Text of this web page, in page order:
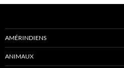
AMÉRINDIENS
ANIMAUX